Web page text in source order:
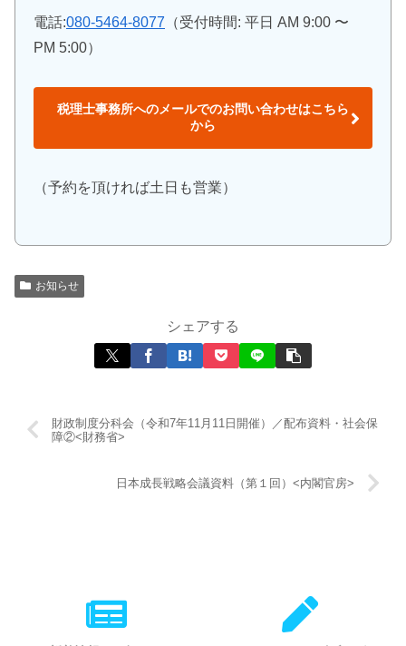
電話:080-5464-8077 （受付時間: 平日 AM 9:00 〜
PM 5:00）
税理士事務所へのメールでのお問い合わせはこちら
から
（予約を頂ければ土日も営業）
お知らせ
シェアする
財政制度分科会（令和7年11月11日開催）／配布資料・社会保
障②<財務省>
日本成長戦略会議資料（第１回）<内閣官房>